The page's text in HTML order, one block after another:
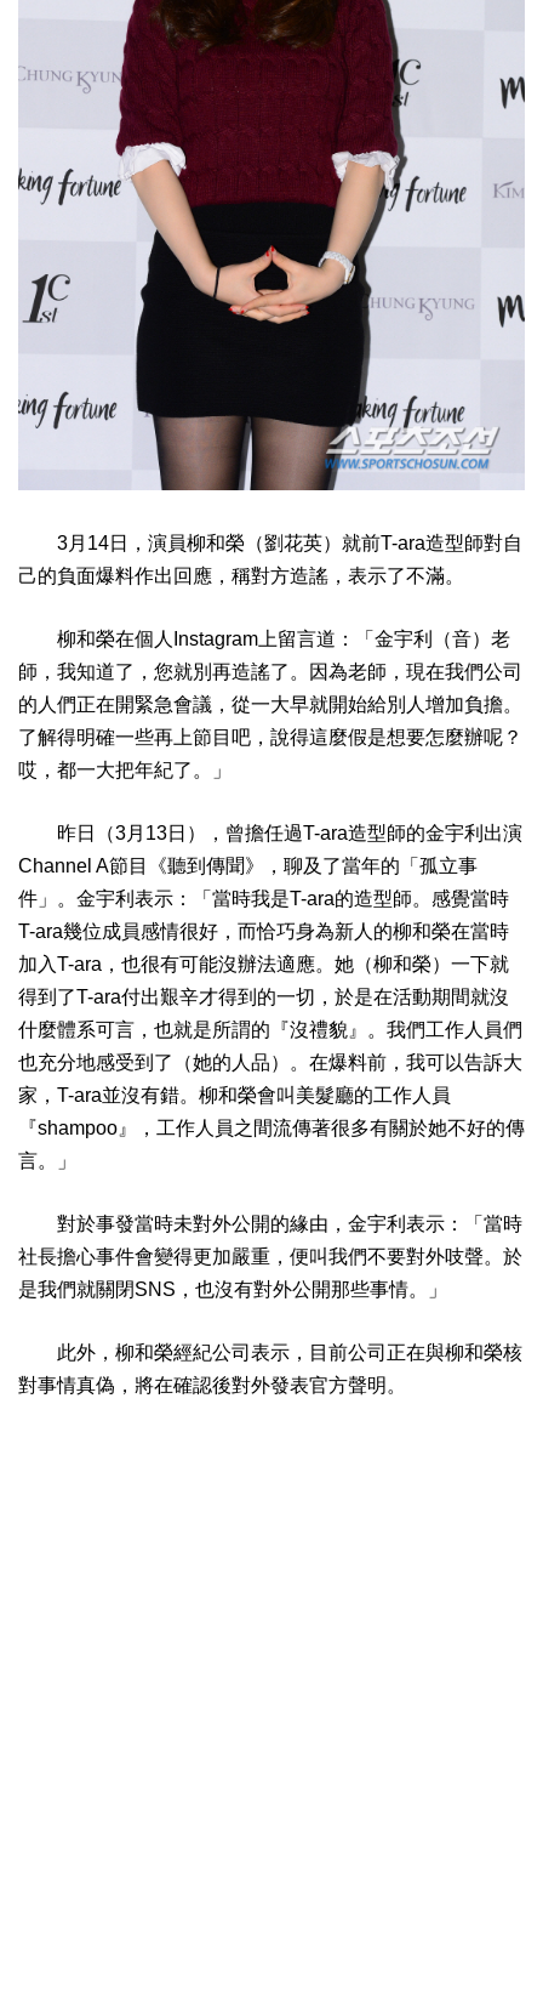
3月14日，演員柳和榮（劉花英）就前T-ara造型師對自
己的負面爆料作出回應，稱對方造謠，表示了不滿。
柳和榮在個人Instagram上留言道：「金宇利（音）老
師，我知道了，您就別再造謠了。因為老師，現在我們公司
的人們正在開緊急會議，從一大早就開始給別人增加負擔。
了解得明確一些再上節目吧，說得這麼假是想要怎麼辦呢？
哎，都一大把年紀了。」
昨日（3月13日），曾擔任過T-ara造型師的金宇利出演
Channel A節目《聽到傳聞》，聊及了當年的「孤立事
件」。金宇利表示：「當時我是T-ara的造型師。感覺當時
T-ara幾位成員感情很好，而恰巧身為新人的柳和榮在當時
加入T-ara，也很有可能沒辦法適應。她（柳和榮）一下就
得到了T-ara付出艱辛才得到的一切，於是在活動期間就沒
什麼體系可言，也就是所謂的『沒禮貌』。我們工作人員們
也充分地感受到了（她的人品）。在爆料前，我可以告訴大
家，T-ara並沒有錯。柳和榮會叫美髮廳的工作人員
『shampoo』，工作人員之間流傳著很多有關於她不好的傳
言。」
對於事發當時未對外公開的緣由，金宇利表示：「當時
社長擔心事件會變得更加嚴重，便叫我們不要對外吱聲。於
是我們就關閉SNS，也沒有對外公開那些事情。」
此外，柳和榮經紀公司表示，目前公司正在與柳和榮核
對事情真偽，將在確認後對外發表官方聲明。